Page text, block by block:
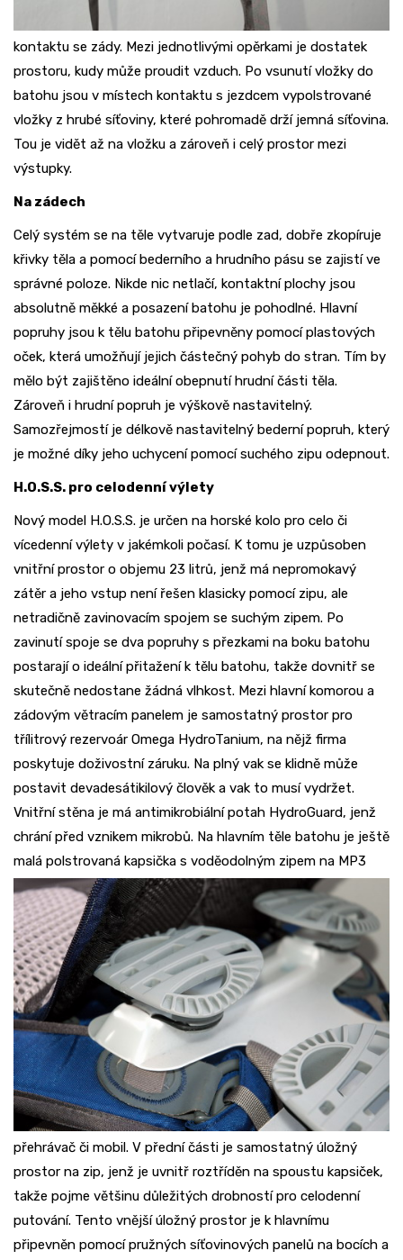
kontaktu se zády. Mezi jednotlivými opěrkami je dostatek
prostoru, kudy může proudit vzduch. Po vsunutí vložky do
batohu jsou v místech kontaktu s jezdcem vypolstrované
vložky z hrubé síťoviny, které pohromadě drží jemná síťovina.
Tou je vidět až na vložku a zároveň i celý prostor mezi
výstupky.
Na zádech
Celý systém se na těle vytvaruje podle zad, dobře zkopíruje
křivky těla a pomocí bederního a hrudního pásu se zajistí ve
správné poloze. Nikde nic netlačí, kontaktní plochy jsou
absolutně měkké a posazení batohu je pohodlné. Hlavní
popruhy jsou k tělu batohu připevněny pomocí plastových
oček, která umožňují jejich částečný pohyb do stran. Tím by
mělo být zajištěno ideální obepnutí hrudní části těla.
Zároveň i hrudní popruh je výškově nastavitelný.
Samozřejmostí je délkově nastavitelný bederní popruh, který
je možné díky jeho uchycení pomocí suchého zipu odepnout.
H.O.S.S. pro celodenní výlety
Nový model H.O.S.S. je určen na horské kolo pro celo či
vícedenní výlety v jakémkoli počasí. K tomu je uzpůsoben
vnitřní prostor o objemu 23 litrů, jenž má nepromokavý
zátěr a jeho vstup není řešen klasicky pomocí zipu, ale
netradičně zavinovacím spojem se suchým zipem. Po
zavinutí spoje se dva popruhy s přezkami na boku batohu
postarají o ideální přitažení k tělu batohu, takže dovnitř se
skutečně nedostane žádná vlhkost. Mezi hlavní komorou a
zádovým větracím panelem je samostatný prostor pro
třílitrový rezervoár Omega HydroTanium, na nějž firma
poskytuje doživostní záruku. Na plný vak se klidně může
postavit devadesátikilový člověk a vak to musí vydržet.
Vnitřní stěna je má antimikrobiální potah HydroGuard, jenž
chrání před vznikem mikrobů. Na hlavním těle batohu je ještě
malá polstrovaná kapsička s voděodolným zipem na MP3
přehrávač či mobil. V přední části je samostatný úložný
prostor na zip, jenž je uvnitř roztříděn na spoustu kapsiček,
takže pojme většinu důležitých drobností pro celodenní
putování. Tento vnější úložný prostor je k hlavnímu
připevněn pomocí pružných síťovinových panelů na bocích a